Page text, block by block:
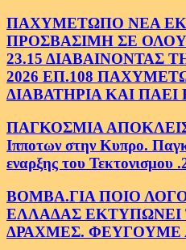
ΠΑΧΥΜΕΤΩΠΟ ΝΕΑ
ΠΡΟΣΒΑΣΙΜΗ ΣΕ
23.15 ΔΙΑΒΑΙΝΟΝΤΑΣ
2026 ΕΠ.108
ΔΙΑΒΑΤΗΡΙΑ ΚΑΙ ΠΑΕΙ
ΠΑΓΚΟΣΜΙΑ
Ιπποτων στην Κυπρο.
εναρξης του Τεκτονισμου
ΒΟΜΒΑ.ΓΙΑ ΠΟΙΟ
ΕΛΛΑΔΑΣ ΕΚΤΥΠΩΝΕΙ
ΔΡΑΧΜΕΣ. ΦΕΥΓΟΥΜΕ